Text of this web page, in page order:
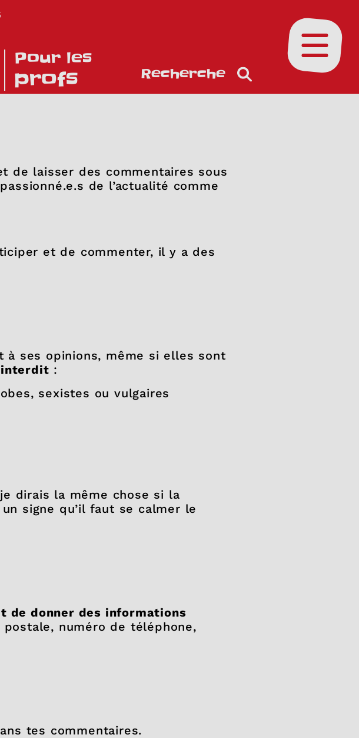
Pour les
profs Recherche
Ouvrir le
de laisser des commentaires sous
de l’actualité comme
et de commenter, il y a des
à ses opinions, même si elles sont
interdit :
sexistes ou vulgaires
dirais la même chose si la
signe qu’il faut se calmer le
de donner des informations
numéro de téléphone,
tes commentaires.